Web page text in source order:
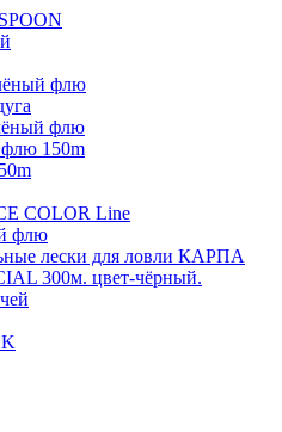
флю
флю
150m
COLOR Line
флю
лески для ловли КАРПА
300м. цвет-чёрный.